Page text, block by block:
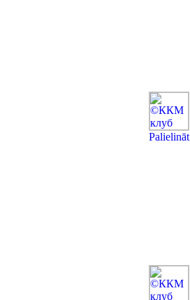
Рalielināt